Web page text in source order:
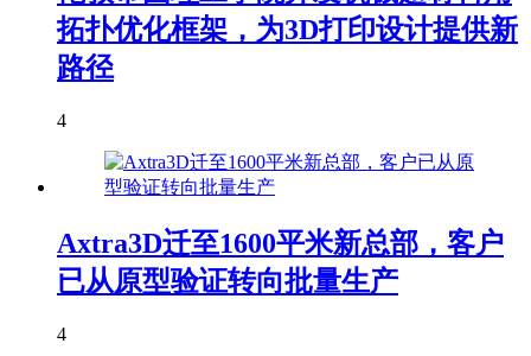
拓扑优化框架，为3D打印设计提供新
路径
4
Axtra3D迁至1600平米新总部，客户
已从原型验证转向批量生产
4